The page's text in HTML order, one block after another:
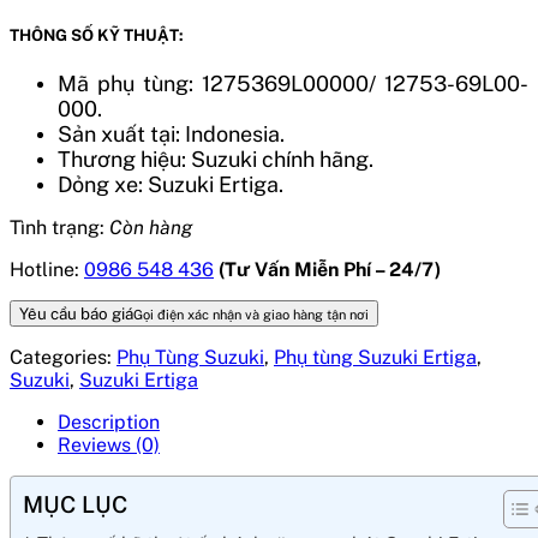
THÔNG SỐ KỸ THUẬT:
Mã phụ tùng: 1275369L00000/ 12753-69L00-
000.
Sản xuất tại: Indonesia.
Thương hiệu: Suzuki chính hãng.
Dỏng xe: Suzuki Ertiga.
Tình trạng: Còn hàng
Hotline: 0986 548 436 (Tư Vấn Miễn Phí – 24/7)
Yêu cầu báo giáGọi điện xác nhận và giao hàng tận nơi
Categories: Phụ Tùng Suzuki, Phụ tùng Suzuki Ertiga,
Suzuki, Suzuki Ertiga
Description
Reviews (0)
MỤC LỤC